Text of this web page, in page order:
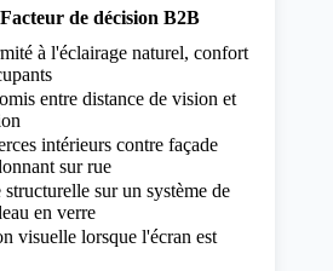
Facteur de décision B2B
à l'éclairage naturel, confort
entre distance de vision et
intérieurs contre façade
sur rue
structurelle sur un système de
en verre
visuelle lorsque l'écran est